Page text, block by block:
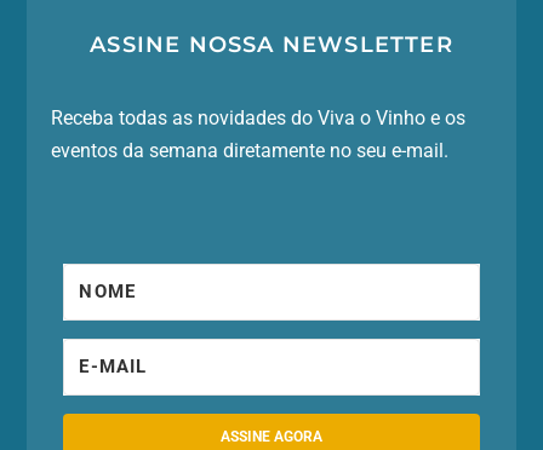
ASSINE NOSSA NEWSLETTER
Receba todas as novidades do Viva o Vinho e os
eventos da semana diretamente no seu e-mail.
ASSINE AGORA